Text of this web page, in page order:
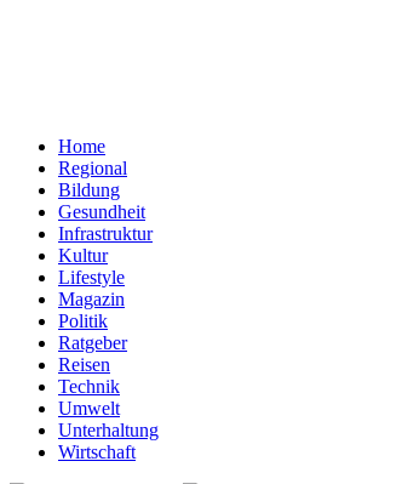
Home
Regional
Bildung
Gesundheit
Infrastruktur
Kultur
Lifestyle
Magazin
Politik
Ratgeber
Reisen
Technik
Umwelt
Unterhaltung
Wirtschaft